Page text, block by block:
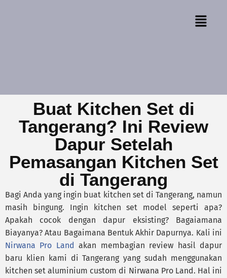
Buat Kitchen Set di
Tangerang? Ini Review
Dapur Setelah
Pemasangan Kitchen Set
di Tangerang
Bagi Anda yang ingin buat kitchen set di Tangerang, namun
masih bingung. Ingin kitchen set model seperti apa?
Apakah cocok dengan dapur eksisting? Bagaiamana
Biayanya? Atau Bagaimana Bentuk Akhir Dapurnya. Kali ini
Nirwana Pro Land akan membagian review hasil dapur
baru klien kami di Tangerang yang sudah menggunakan
kitchen set aluminium custom di Nirwana Pro Land. Hal ini